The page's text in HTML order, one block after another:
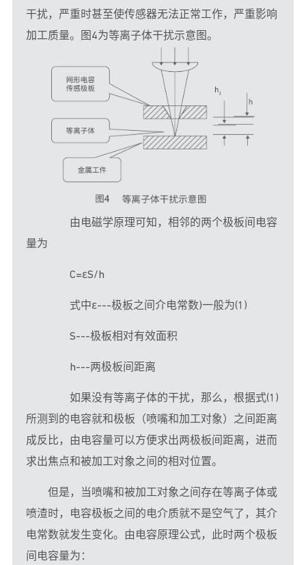
干扰，严重时甚至使传感器无法正常工作，严重影响
加工质量。图4为等离子体干扰示意图。
由电磁学原理可知，相邻的两个极板间电容
量为
C=εS/h
式中ε---极板之间介电常数)一般为(1)
S---极板相对有效面积
h---两极板间距离
如果没有等离子体的干扰，那么，根据式(1)
所测到的电容就和极板（喷嘴和加工对象）之间距离
成反比，由电容量可以方便求出两极板间距离，进而
求出焦点和被加工对象之间的相对位置。
但是，当喷嘴和被加工对象之间存在等离子体或
喷渣时，电容极板之间的电介质就不是空气了，其介
电常数就发生变化。由电容原理公式，此时两个极板
间电容量为：